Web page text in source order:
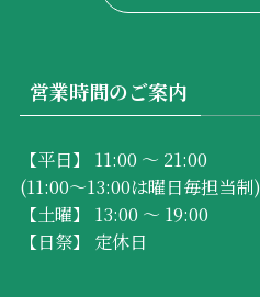
営業時間のご案内
【平日】 11:00 ～ 21:00
(11:00～13:00は曜日毎担当制)
【土曜】 13:00 ～ 19:00
【日祭】 定休日